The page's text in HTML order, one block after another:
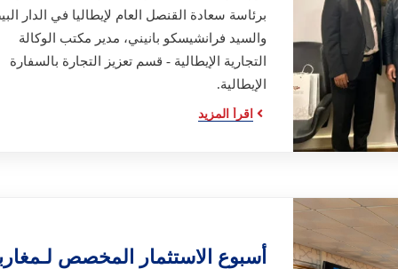
برئاسة سعادة القنصل العام لإيطاليا في الدار
والسيد فرانشيسكو بانيني، مدير مكتب الوكالة
التجارية الإيطالية - قسم تعزيز التجارة بالسفارة
الإيطالية.
اقرأ المزيد
أسبوع الاستثمار المخصص